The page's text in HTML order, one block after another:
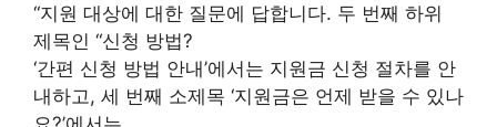
“지원 대상에 대한 질문에 답합니다. 두 번째 하위
제목인 “신청 방법?
‘간편 신청 방법 안내’에서는 지원금 신청 절차를 안
내하고, 세 번째 소제목 ‘지원금은 언제 받을 수 있나